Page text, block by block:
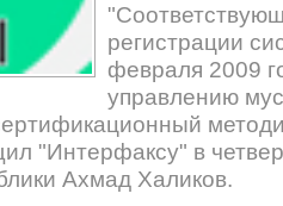
регистрации
февраля 2009
управлению
"Интерфаксу" в
Ахмад Халиков.